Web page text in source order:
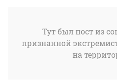
Тут был пост из
признанной
на